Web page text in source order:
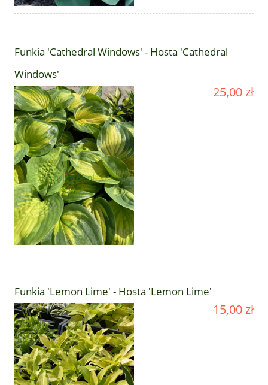
Funkia 'Cathedral Windows' - Hosta 'Cathedral
Windows'
25,00 zł
Funkia 'Lemon Lime' - Hosta 'Lemon Lime'
15,00 zł